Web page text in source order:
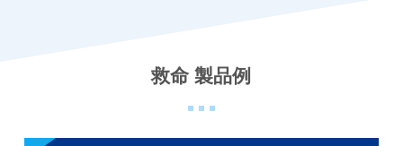
救命 製品例